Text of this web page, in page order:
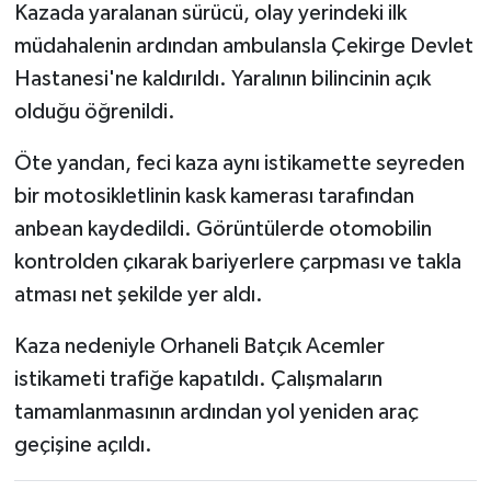
Kazada yaralanan sürücü, olay yerindeki ilk
müdahalenin ardından ambulansla Çekirge Devlet
Hastanesi'ne kaldırıldı. Yaralının bilincinin açık
olduğu öğrenildi.
Öte yandan, feci kaza aynı istikamette seyreden
bir motosikletlinin kask kamerası tarafından
anbean kaydedildi. Görüntülerde otomobilin
kontrolden çıkarak bariyerlere çarpması ve takla
atması net şekilde yer aldı.
Kaza nedeniyle Orhaneli Batçık Acemler
istikameti trafiğe kapatıldı. Çalışmaların
tamamlanmasının ardından yol yeniden araç
geçişine açıldı.